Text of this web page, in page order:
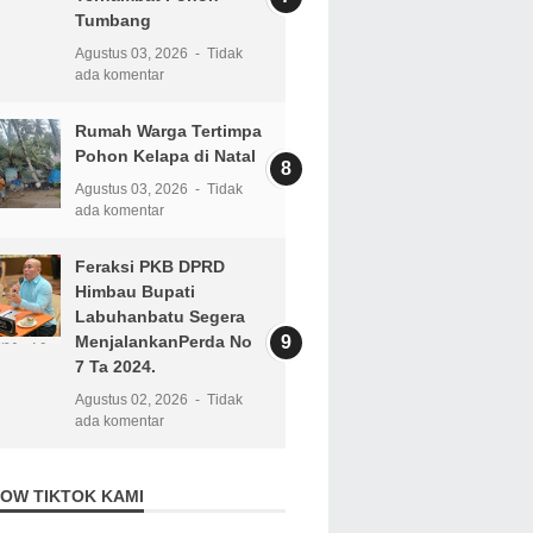
Tumbang
Agustus 03, 2026
Tidak
ada komentar
Rumah Warga Tertimpa
Pohon Kelapa di Natal
Agustus 03, 2026
Tidak
ada komentar
Feraksi PKB DPRD
Himbau Bupati
Labuhanbatu Segera
MenjalankanPerda No
7 Ta 2024.
Agustus 02, 2026
Tidak
ada komentar
TIKTOK KAMI